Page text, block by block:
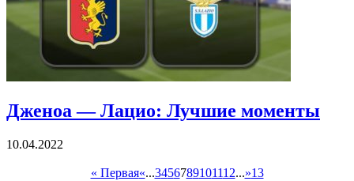
Дженоа — Лацио: Лучшие моменты
10.04.2022
« Первая«...3456789101112...»13